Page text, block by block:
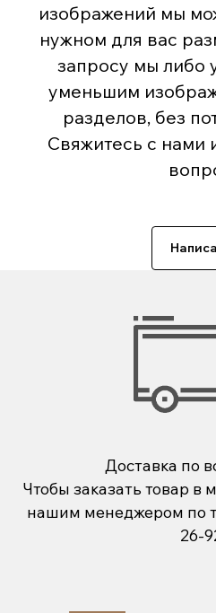
изображений мы
нужном для вас
запросу мы либо
уменьшим
разделов, без
Свяжитесь с нами
Доставка по
Чтобы заказать товар в
нашим менеджером по
26-